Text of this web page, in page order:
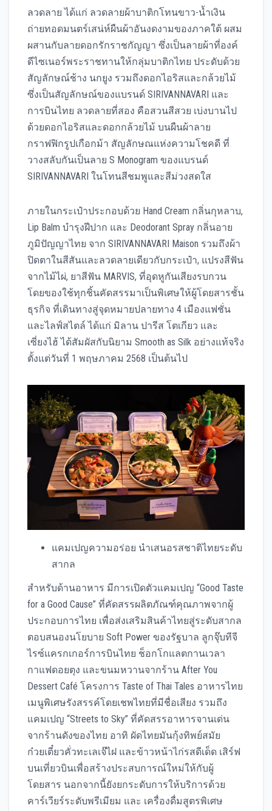
ลวดลาย ได้แก่ ลวดลายผ้าบาติกโทนขาว-น้ำเงิน
ถ่ายทอดมนตร์เสน่ห์ผืนผ้าอันงดงามของภาคใต้ ผสม
ผสานกับลายดอกรักราชกัญญา ซึ่งเป็นลายผ้าที่องค์
ดีไซเนอร์พระราชทานให้กลุ่มบาติกไทย ประดับด้วย
สัญลักษณ์ช้าง นกยูง รวมถึงดอกไอริสและกล้วยไม้
ซึ่งเป็นสัญลักษณ์ของแบรนด์ SIRIVANNAVARI และ
การบินไทย ลวดลายที่สอง คือสวนสีสวย เบ่งบานไป
ด้วยดอกไอริสและดอกกล้วยไม้ บนผืนผ้าลาย
กราฟฟิกรูปเกือกม้า สัญลักษณแห่งความโชคดี ที่
วางสลับกันเป็นลาย S Monogram ของแบรนด์
SIRIVANNAVARI ในโทนสีชมพูและสีม่วงสดใส
ภายในกระเป๋าประกอบด้วย Hand Cream กลิ่นกุหลาบ,
Lip Balm บำรุงฝีปาก และ Deodorant Spray กลิ่นอาย
ภูมิปัญญาไทย จาก SIRIVANNAVARI Maison รวมถึงผ้า
ปิดตาในสีสันและลวดลายเดียวกับกระเป๋า, แปรงสีฟัน
จากไม้ไผ่, ยาสีฟัน MARVIS, ที่อุดหูกันเสียงรบกวน
โดยของใช้ทุกชิ้นคัดสรรมาเป็นพิเศษให้ผู้โดยสารชั้น
ธุรกิจ ที่เดินทางสู่จุดหมายปลายทาง 4 เมืองแฟชั่น
และไลฟ์สไตล์ ได้แก่ มิลาน ปารีส โตเกียว และ
เซี่ยงไฮ้ ได้สัมผัสกับนิยาม Smooth as Silk อย่างแท้จริง
ตั้งแต่วันที่ 1 พฤษภาคม 2568 เป็นต้นไป
แคมเปญความอร่อย นำเสนอรสชาติไทยระดับ
สากล
สำหรับด้านอาหาร มีการเปิดตัวแคมเปญ “Good Taste
for a Good Cause” ที่คัดสรรผลิตภัณฑ์คุณภาพจากผู้
ประกอบการไทย เพื่อส่งเสริมสินค้าไทยสู่ระดับสากล
ตอบสนองนโยบาย Soft Power ของรัฐบาล ลูกจุ๊บทีจี
ไรซ์แครกเกอร์การบินไทย ช็อกโกแลตกานเวลา
กาแฟดอยตุง และขนมหวานจากร้าน After You
Dessert Café โครงการ Taste of Thai Tales อาหารไทย
เมนูพิเศษรังสรรค์โดยเชพไทยที่มีชื่อเสียง รวมถึง
แคมเปญ “Streets to Sky” ที่คัดสรรอาหารจานเด่น
จากร้านดังของไทย อาทิ ผัดไทยมันกุ้งทิพย์สมัย
ก๋วยเตี๋ยวคั่วทะเลเจ๊ไฝ และข้าวหน้าไก่รสดีเด็ด เสิร์ฟ
บนเที่ยวบินเพื่อสร้างประสบการณ์ใหม่ให้กับผู้
โดยสาร นอกจากนี้ยังยกระดับการให้บริการด้วย
คาร์เวียร์ระดับพรีเมียม และ เครื่องดื่มสูตรพิเศษ